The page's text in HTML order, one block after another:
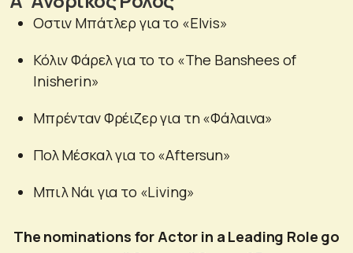
Οστιν Μπάτλερ για το «Elvis»
Κόλιν Φάρελ για το το «The Banshees of
Inisherin»
Μπρένταν Φρέιζερ για τη «Φάλαινα»
Πολ Μέσκαλ για το «Aftersun»
Μπιλ Νάι για το «Living»
The nominations for Actor in a Leading Role go